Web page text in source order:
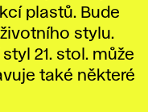
plastů. Bude
stylu.
21. stol. může
také některé